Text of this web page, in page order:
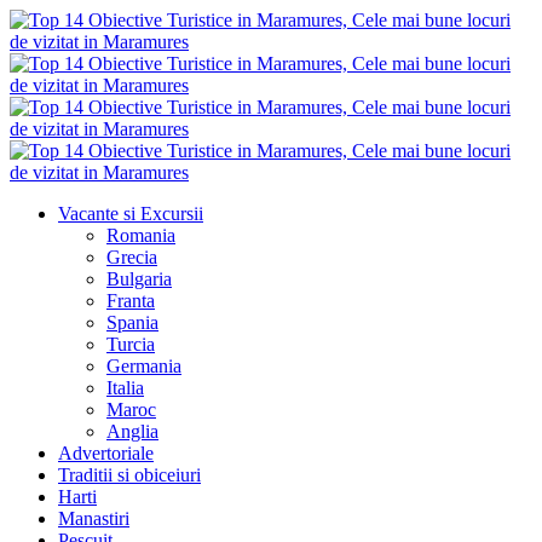
Vacante si Excursii
Romania
Grecia
Bulgaria
Franta
Spania
Turcia
Germania
Italia
Maroc
Anglia
Advertoriale
Traditii si obiceiuri
Harti
Manastiri